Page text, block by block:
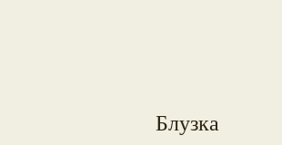
Блузка